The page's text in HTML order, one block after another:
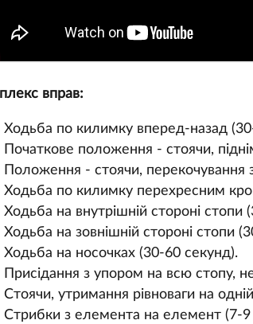
вправ:
Ходьба по килимку вперед-назад
Початкове положення - стоячи,
Положення - стоячи, перекочування
Ходьба по килимку перехресним
Ходьба на внутрішній стороні стопи
Ходьба на зовнішній стороні стопи
Ходьба на носочках (30-60 секунд).
Присідання з упором на всю стопу,
Стоячи, утримання рівноваги на
Стрибки з елемента на елемент (7-9